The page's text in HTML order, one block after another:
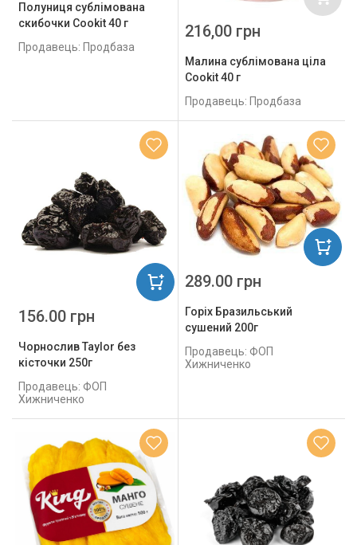
Полуниця сублімована
скибочки Cookit 40 г
Продавець: Продбаза
Малина сублімована ціла
Cookit 40 г
Продавець: Продбаза
216,00 грн
Чорнослив Taylor без
кісточки 250г
Продавець: ФОП
Хижниченко
156.00 грн
Горіх Бразильський
сушений 200г
Продавець: ФОП
Хижниченко
289.00 грн